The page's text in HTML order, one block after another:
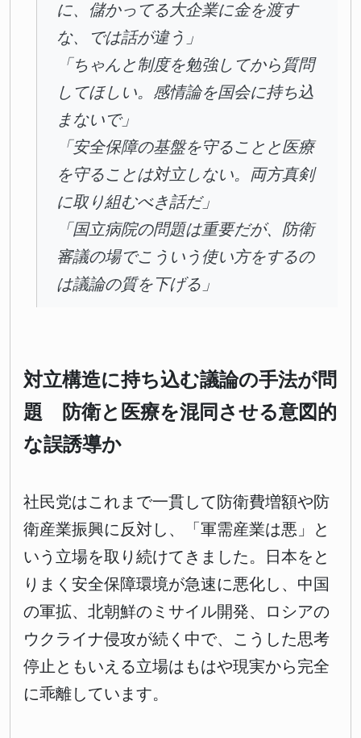
に、儲かってる大企業に金を渡す
な、では話が違う」
「ちゃんと制度を勉強してから質問
してほしい。感情論を国会に持ち込
まないで」
「安全保障の基盤を守ることと医療
を守ることは対立しない。両方真剣
に取り組むべき話だ」
「国立病院の問題は重要だが、防衛
審議の場でこういう使い方をするの
は議論の質を下げる」
対立構造に持ち込む議論の手法が問
題 防衛と医療を混同させる意図的
な誤誘導か
社民党はこれまで一貫して防衛費増額や防
衛産業振興に反対し、「軍需産業は悪」と
いう立場を取り続けてきました。日本をと
りまく安全保障環境が急速に悪化し、中国
の軍拡、北朝鮮のミサイル開発、ロシアの
ウクライナ侵攻が続く中で、こうした思考
停止ともいえる立場はもはや現実から完全
に乖離しています。